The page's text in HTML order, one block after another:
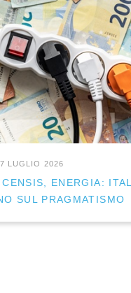
LUGLIO 2026
CENSIS, ENERGIA:
SUL PRAGMATISMO